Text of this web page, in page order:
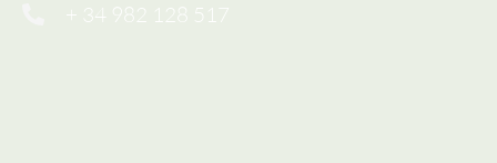
+ 34 982 128 517